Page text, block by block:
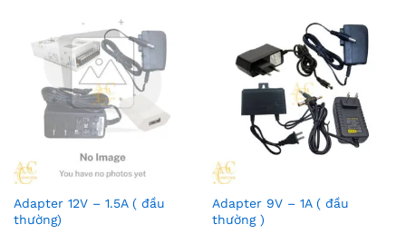
Adapter 12V – 1.5A ( đầu
thường)
Adapter 9V – 1A ( đầu
thường )